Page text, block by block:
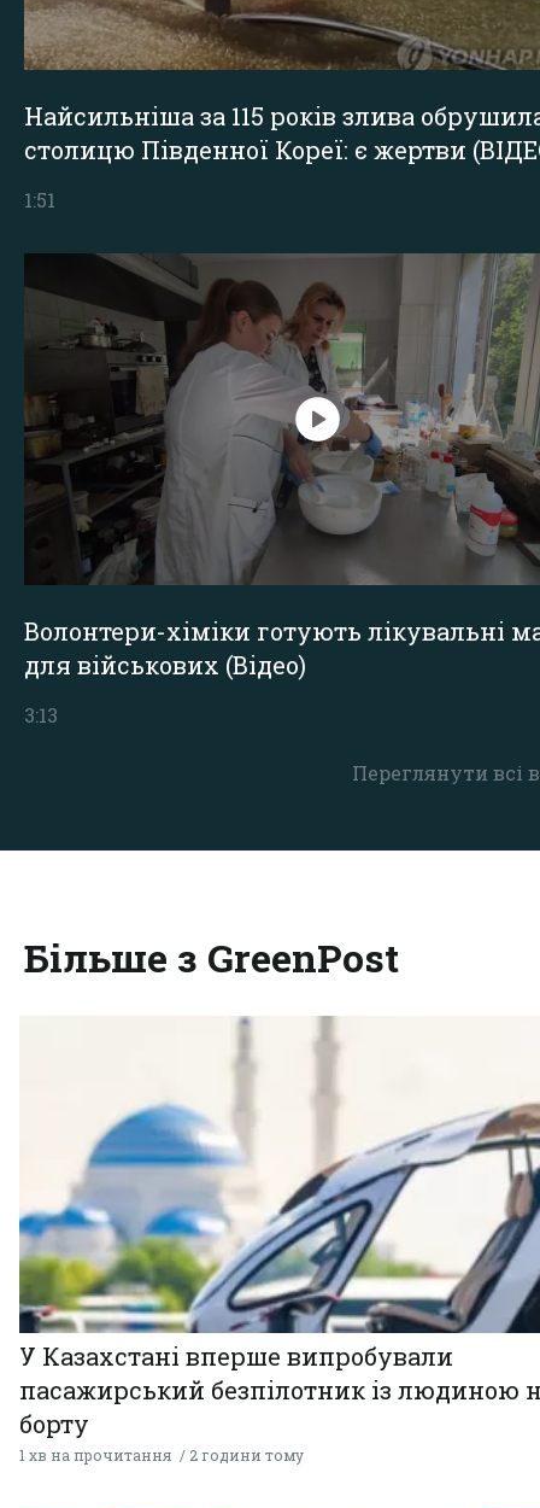
Переглянути всі
Найсильніша за 115 років злива
столицю Південної Кореї: є жертви
1:51
Волонтери-хіміки готують лікувальні
для військових (Відео)
3:13
Більше з GreenPost
У Казахстані вперше випробували
пасажирський безпілотник із людиною
борту
1 хв на прочитання 2 години тому